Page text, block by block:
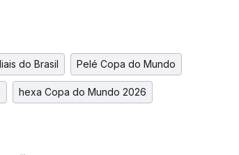
do Brasil Pelé Copa do Mundo
hexa Copa do Mundo 2026